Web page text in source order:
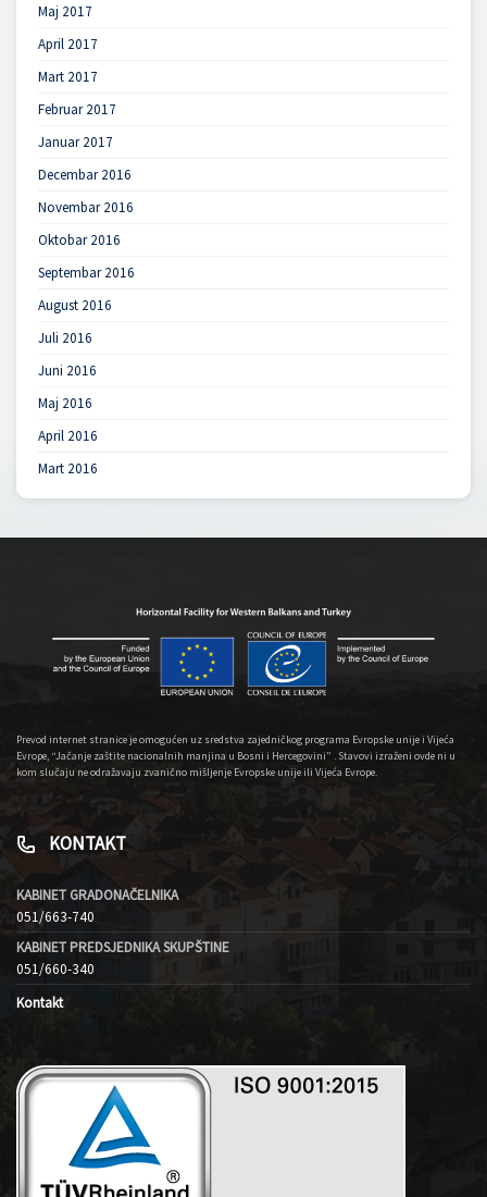
Maj 2017
April 2017
Mart 2017
Februar 2017
Januar 2017
Decembar 2016
Novembar 2016
Oktobar 2016
Septembar 2016
August 2016
Juli 2016
Juni 2016
Maj 2016
April 2016
Mart 2016
Prevod internet stranice je omogućen uz sredstva zajedničkog programa Evropske unije i Vijeća
Evrope, “Jačanje zaštite nacionalnih manjina u Bosni i Hercegovini” . Stavovi izraženi ovde ni u
kom slučaju ne odražavaju zvanično mišljenje Evropske unije ili Vijeća Evrope.
KONTAKT
KABINET GRADONAČELNIKA
051/663-740
KABINET PREDSJEDNIKA SKUPŠTINE
051/660-340
Kontakt